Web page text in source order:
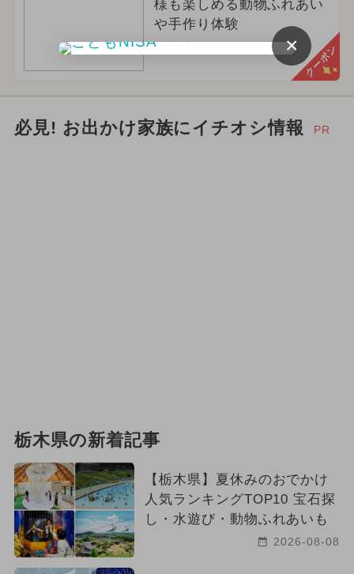
様も楽しめる動物ふれあい
や手作り体験
栃木県那須郡那須町 クーポン
必見! お出かけ家族にイチオシ情報 PR
栃木県の新着記事
【栃木県】夏休みのおでかけ
人気ランキングTOP10 宝石探
し・水遊び・動物ふれあいも
2026-08-08
×